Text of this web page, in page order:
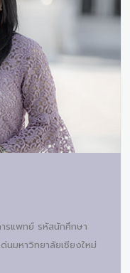
รแพทย์ รหัสนักศึกษา
ด่นมหาวิทยาลัยเชียงใหม่